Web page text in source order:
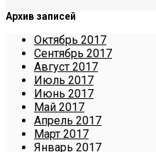
Архив записей
Октябрь 2017
Сентябрь 2017
Август 2017
Июль 2017
Июнь 2017
Май 2017
Апрель 2017
Март 2017
Январь 2017